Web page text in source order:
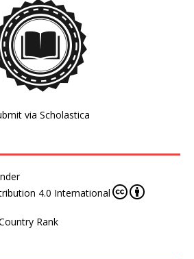
via Scholastica
4.0 International